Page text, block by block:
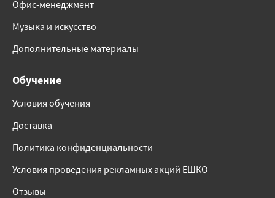
Офис-менеджмент
Музыка и искусство
Дополнительные материалы
Обучение
Условия обучения
Доставка
Политика конфиденциальности
Условия проведения рекламных акций ЕШКО
Отзывы